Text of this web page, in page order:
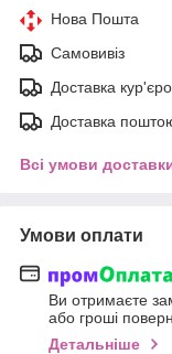
Нова Пошта
Самовивіз
Доставка
Доставка
Всі умови
Умови оплати
Ви отримаєте
або гроші
Детальніше